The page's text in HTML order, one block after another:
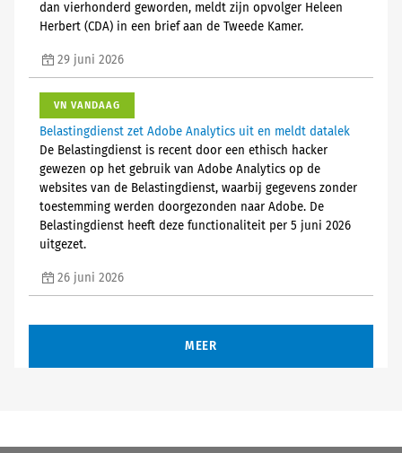
dan vierhonderd geworden, meldt zijn opvolger Heleen
Herbert (CDA) in een brief aan de Tweede Kamer.
29 juni 2026
VN VANDAAG
Belastingdienst zet Adobe Analytics uit en meldt datalek
De Belastingdienst is recent door een ethisch hacker
gewezen op het gebruik van Adobe Analytics op de
websites van de Belastingdienst, waarbij gegevens zonder
toestemming werden doorgezonden naar Adobe. De
Belastingdienst heeft deze functionaliteit per 5 juni 2026
uitgezet.
26 juni 2026
MEER